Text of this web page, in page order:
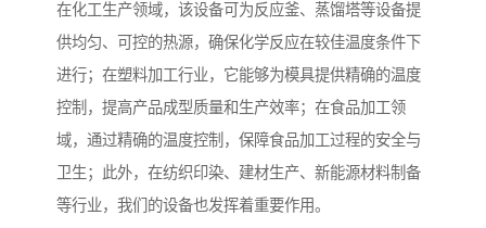
在化工生产领域，该设备可为反应釜、蒸馏塔等设备提
供均匀、可控的热源，确保化学反应在较佳温度条件下
进行；在塑料加工行业，它能够为模具提供精确的温度
控制，提高产品成型质量和生产效率；在食品加工领
域，通过精确的温度控制，保障食品加工过程的安全与
卫生；此外，在纺织印染、建材生产、新能源材料制备
等行业，我们的设备也发挥着重要作用。